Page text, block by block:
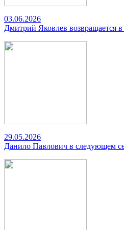
03.06.2026
Дмитрий Яковлев возвращается в
29.05.2026
Данило Павлович в следующем